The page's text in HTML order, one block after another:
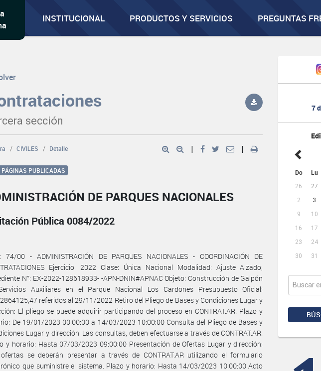
INSTITUCIONAL PRODUCTOS Y SERVICIOS PREGUNTAS
7
Do Lu
26 27
2
3
9
10
16
17
23
24
30
31
sección
CIVILES Detalle | |
PÁGINAS PUBLICADAS
DE PARQUES NACIONALES
Pública 0084/2022
74/00 - ADMINISTRACIÓN DE PARQUES NACIONALES - COORDINACIÓN DE
Ejercicio: 2022 Clase: Única Nacional Modalidad: Ajuste Alzado;
N°: EX-2022-128618933- -APN-DNIN#APNAC Objeto: Construcción de Galpón
Auxiliares en el Parque Nacional Los Cardones Presupuesto Oficial:
referidos al 29/11/2022 Retiro del Pliego de Bases y Condiciones Lugar y
El pliego se puede adquirir participando del proceso en CONTRAT.AR. Plazo y
De 19/01/2023 00:00:00 a 14/03/2023 10:00:00 Consulta del Pliego de Bases y
Lugar y dirección: Las consultas, deben efectuarse a través de CONTRAT.AR.
y horario: Hasta 07/03/2023 09:00:00 Presentación de Ofertas Lugar y dirección:
se deberán presentar a través de CONTRAT.AR utilizando el formulario
que suministre el sistema. Plazo y horario: Hasta 14/03/2023 10:00:00 Acto